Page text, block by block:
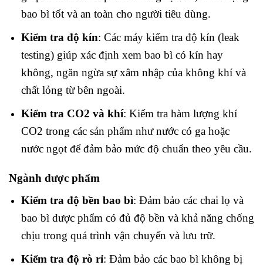
bao bì tốt và an toàn cho người tiêu dùng.
Kiểm tra độ kín: Các máy kiểm tra độ kín (leak
testing) giúp xác định xem bao bì có kín hay
không, ngăn ngừa sự xâm nhập của không khí và
chất lỏng từ bên ngoài.
Kiểm tra CO2 và khí: Kiểm tra hàm lượng khí
CO2 trong các sản phẩm như nước có ga hoặc
nước ngọt để đảm bảo mức độ chuẩn theo yêu cầu.
Ngành dược phẩm
Kiểm tra độ bền bao bì: Đảm bảo các chai lọ và
bao bì dược phẩm có đủ độ bền và khả năng chống
chịu trong quá trình vận chuyển và lưu trữ.
Kiểm tra độ rò rỉ: Đảm bảo các bao bì không bị